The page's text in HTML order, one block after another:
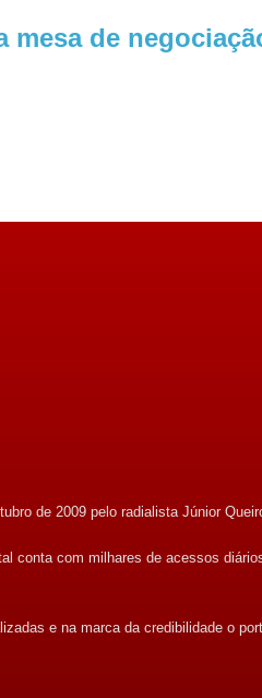
mesa de
de 2009 pelo radialista Júnior
conta com milhares de acessos
e na marca da credibilidade o